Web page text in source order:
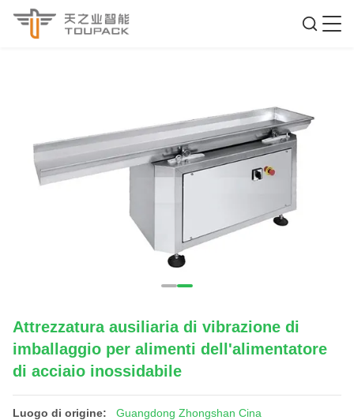
Attrezzatura ausiliaria di vibrazione di
imballaggio per alimenti dell'alimentatore
di acciaio inossidabile
Luogo di origine: Guangdong Zhongshan Cina